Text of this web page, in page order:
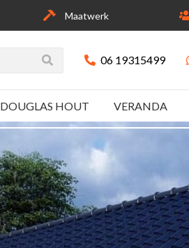
Maatwerk
06 19315499
DOUGLAS HOUT VERANDA